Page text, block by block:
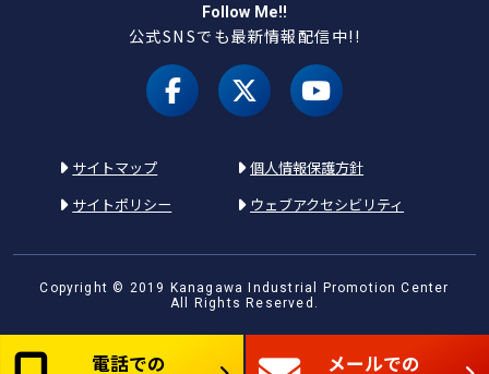
Follow Me!!
公式SNSでも最新情報配信中!!
facebookX（旧 twitter）
youtube
サイトマップ
個人情報保護方針
サイトポリシー
ウェブアクセシビリティ
Copyright © 2019 Kanagawa Industrial Promotion Center
All Rights Reserved.
電話での
メールでの